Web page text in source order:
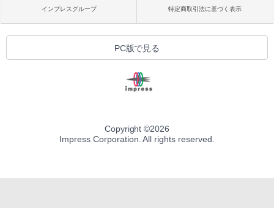
インプレスグループ 特定商取引法に基づく表示
PC版で見る
Copyright ©2026
Impress Corporation. All rights reserved.